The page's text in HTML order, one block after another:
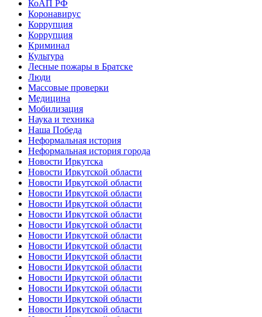
КоАП РФ
Коронавирус
Коррупция
Коррупция
Криминал
Культура
Лесные пожары в Братске
Люди
Массовые проверки
Медицина
Мобилизация
Наука и техника
Наша Победа
Неформальная история
Неформальная история города
Новости Иркутска
Новости Иркутской области
Новости Иркутской области
Новости Иркутской области
Новости Иркутской области
Новости Иркутской области
Новости Иркутской области
Новости Иркутской области
Новости Иркутской области
Новости Иркутской области
Новости Иркутской области
Новости Иркутской области
Новости Иркутской области
Новости Иркутской области
Новости Иркутской области